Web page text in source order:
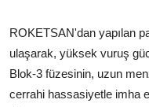
ROKETSAN'dan yapılan
ulaşarak, yüksek vuruş
Blok-3 füzesinin, uzun
cerrahi hassasiyetle imha